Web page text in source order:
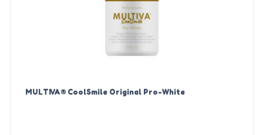
MULTIVA® CoolSmile Original Pro-White